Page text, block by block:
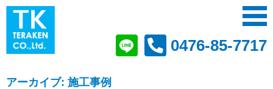
0476-85-7717
アーカイブ: 施工事例